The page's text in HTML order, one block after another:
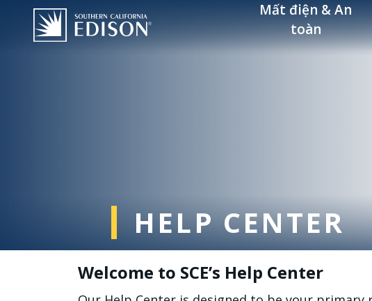
Nhảy đến nội dung
Mất điện & An
toàn
HELP CENTER
Welcome to SCE’s Help Center